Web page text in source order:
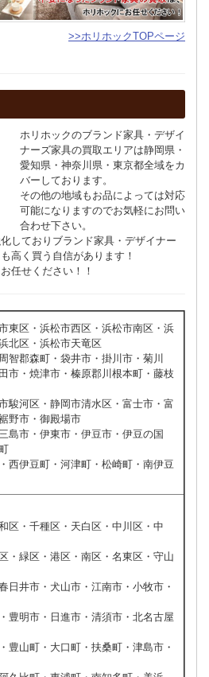
>>ホリホックTOPページ
ホリホックのブランド家具・デザイ
ナーズ家具の買取エリアは静岡県・
愛知県・神奈川県・東京都全域をカ
バーしております。
その他の地域もお品によっては対応
可能になりますのでお気軽にお問い
合わせ下さい。
しておりブランド家具・デザイナー
高く買う自信があります！
任せください！！
東区・浜松市西区・浜松市南区・浜
北区・浜松市天竜区
智郡森町・袋井市・掛川市・菊川
市・焼津市・榛原郡川根本町・藤枝
駿河区・静岡市清水区・富士市・富
野市・御殿場市
島市・伊東市・伊豆市・伊豆の国
西伊豆町・河津町・松崎町・南伊豆
区・千種区・天白区・中川区・中
・緑区・港区・南区・名東区・守山
日井市・犬山市・江南市・小牧市・
豊明市・日進市・清須市・北名古屋
豊山町・大口町・扶桑町・津島市・